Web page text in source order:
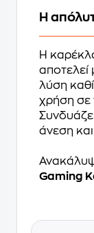
Η
Η
αποτελεί
λύση
χρήση σε
άνεση και
Gaming